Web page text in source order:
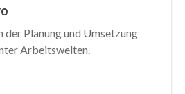
der Planung und Umsetzung
Arbeitswelten.